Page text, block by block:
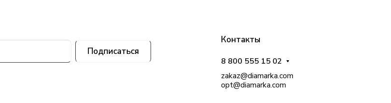
Подписаться
Контакты
8 800 555 15 02
zakaz@diamarka.com
opt@diamarka.com